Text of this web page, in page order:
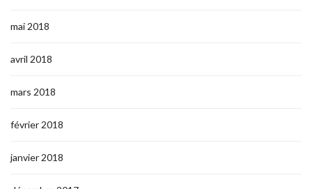
mai 2018
avril 2018
mars 2018
février 2018
janvier 2018